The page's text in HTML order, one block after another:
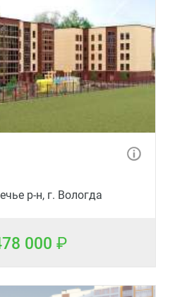
р-н, г. Вологда
000